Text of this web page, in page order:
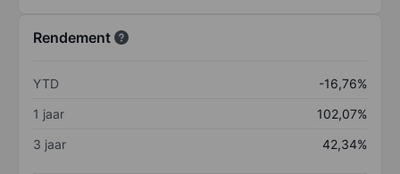
Rendement
YTD
-16,76%
1 jaar
102,07%
3 jaar
42,34%